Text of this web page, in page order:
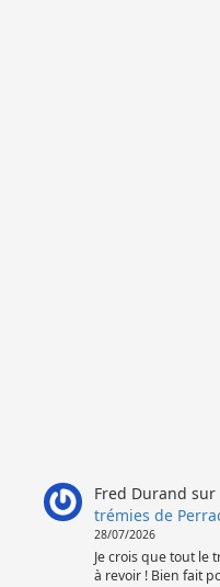
Fred Durand sur
trémies de
28/07/2026
Je crois que tout le
à revoir ! Bien fait